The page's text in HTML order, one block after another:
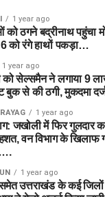
1 year ago
को ठगने बद्रीनाथ पहुंचा
को रंगे हाथों पकड़ा…
1 year ago
को सेल्समैन ने लगाया 9
बुक से की ठगी, मुकदमा
1 year ago
जखोली में फिर गुलदार
वन विभाग के खिलाफ
1 year ago
उत्तराखंड के कई